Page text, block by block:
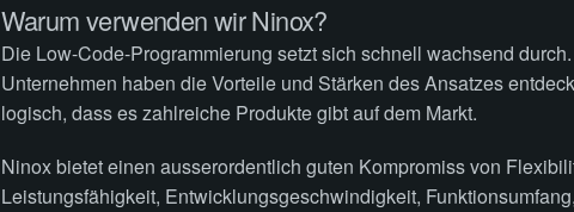
Warum verwenden wir Ninox?
Die Low-Code-Programmierung setzt sich schnell wachsend
Unternehmen haben die Vorteile und Stärken des Ansatzes
logisch, dass es zahlreiche Produkte gibt auf dem Markt.
Ninox bietet einen ausserordentlich guten Kompromiss von
Leistungsfähigkeit, Entwicklungsgeschwindigkeit, Funktionsumfang,